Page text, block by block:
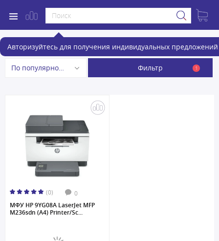
Авторизуйтесь для получения индивидуальных предложений
МФУ
По популярности Фильтр 1
(0) 0
МФУ HP 9YG08A LaserJet MFP
M236sdn (A4) Printer/Sc...